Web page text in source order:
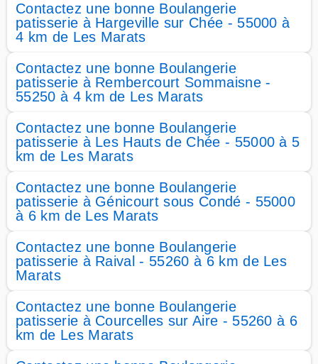
Contactez une bonne Boulangerie
patisserie à Hargeville sur Chée - 55000 à
4 km de Les Marats
Contactez une bonne Boulangerie
patisserie à Rembercourt Sommaisne -
55250 à 4 km de Les Marats
Contactez une bonne Boulangerie
patisserie à Les Hauts de Chée - 55000 à 5
km de Les Marats
Contactez une bonne Boulangerie
patisserie à Génicourt sous Condé - 55000
à 6 km de Les Marats
Contactez une bonne Boulangerie
patisserie à Raival - 55260 à 6 km de Les
Marats
Contactez une bonne Boulangerie
patisserie à Courcelles sur Aire - 55260 à 6
km de Les Marats